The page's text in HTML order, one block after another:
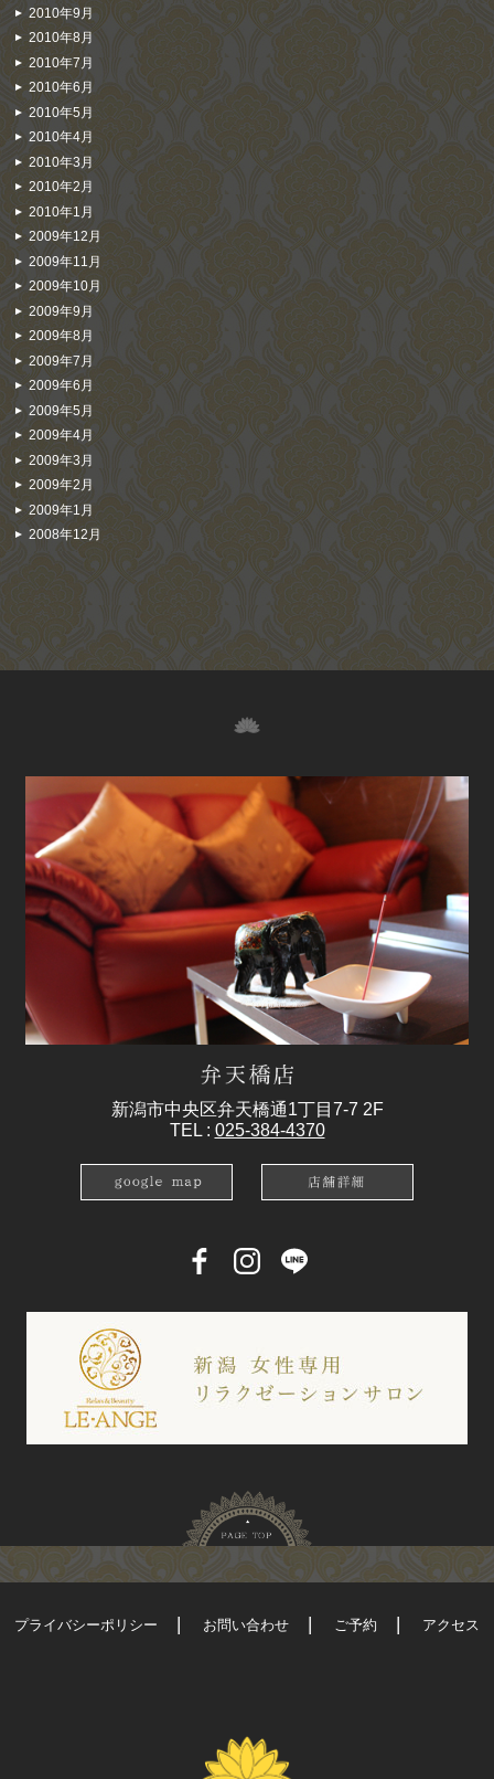
2010年9月
2010年8月
2010年7月
2010年6月
2010年5月
2010年4月
2010年3月
2010年2月
2010年1月
2009年12月
2009年11月
2009年10月
2009年9月
2009年8月
2009年7月
2009年6月
2009年5月
2009年4月
2009年3月
2009年2月
2009年1月
2008年12月
新潟市中央区弁天橋通1丁目7-7 2F
TEL : 025-384-4370
プライバシーポリシー お問い合わせ ご予約 アクセス